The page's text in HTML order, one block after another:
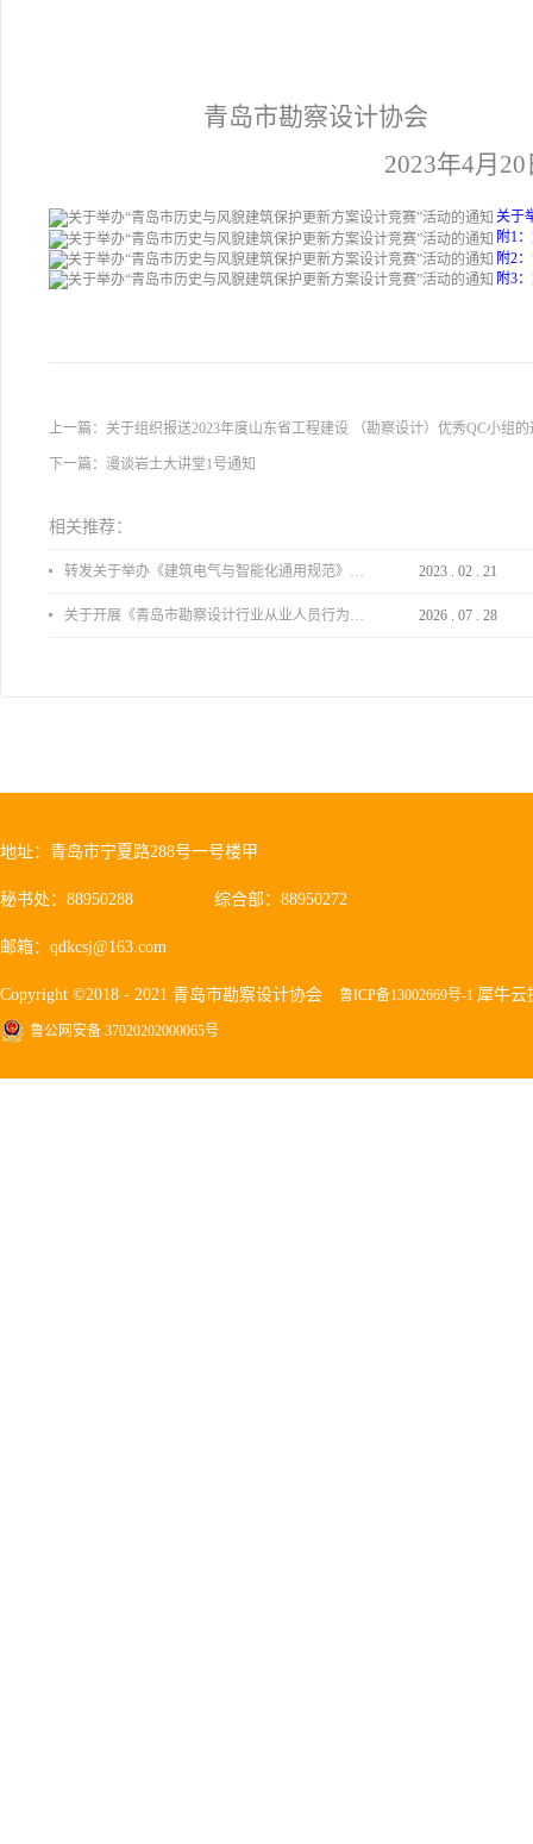
青岛市勘察设计协会
2023年4月20
关于
附1
附2
附3
上一篇： 关于组织报送2023年度山东省工程建设 （勘察设计）优秀QC小组的
下一篇： 漫谈岩土大讲堂1号通知
相关推荐：
转发关于举办《建筑电气与智能化通用规范》 GB55024-2022公益宣贯的通知 2023 . 02 . 21
关于开展《青岛市勘察设计行业从业人员行为导则》、《青岛市住宅工程设计审查品质提升指引（2026版）》宣贯活动的通知 2026 . 07 . 28
地址：青岛市宁夏路288号一号楼甲
秘书处：88950288 综合部：88950272
邮箱：qdkcsj@163.com
Copyright ©2018 - 2021 青岛市勘察设计协会 鲁ICP备13002669号-1 犀牛云
鲁公网安备 37020202000065号